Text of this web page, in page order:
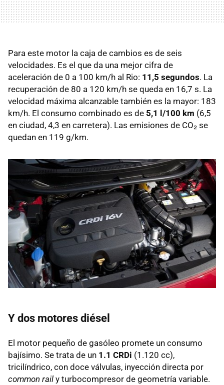
Para este motor la caja de cambios es de seis
velocidades. Es el que da una mejor cifra de
aceleración de 0 a 100 km/h al Rio: 11,5 segundos. La
recuperación de 80 a 120 km/h se queda en 16,7 s. La
velocidad máxima alcanzable también es la mayor: 183
km/h. El consumo combinado es de 5,1 l/100 km (6,5
en ciudad, 4,3 en carretera). Las emisiones de CO₂ se
quedan en 119 g/km.
Y dos motores diésel
El motor pequeño de gasóleo promete un consumo
bajísimo. Se trata de un 1.1 CRDi (1.120 cc),
tricilíndrico, con doce válvulas, inyección directa por
common rail y turbocompresor de geometría variable.